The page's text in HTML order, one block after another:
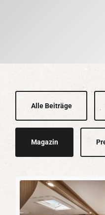
Alle Beiträge
Magazin